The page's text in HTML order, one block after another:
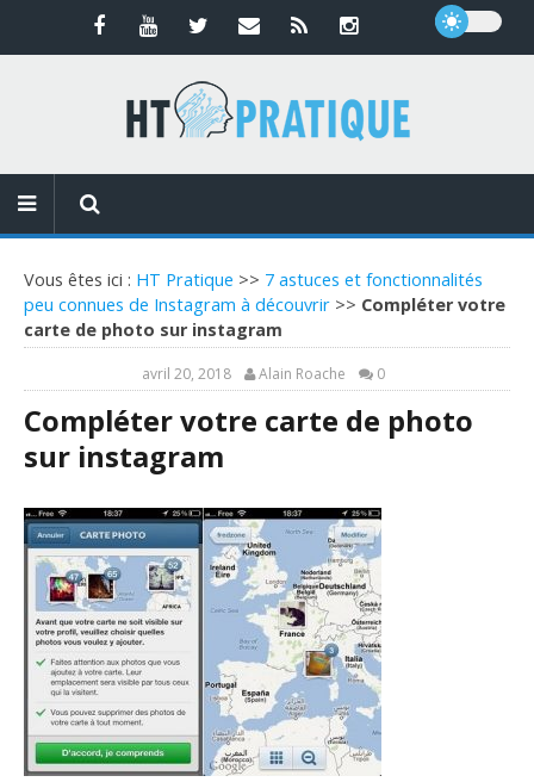
Vous êtes ici : HT Pratique >> 7 astuces et fonctionnalités
peu connues de Instagram à découvrir >> Compléter votre
carte de photo sur instagram
avril 20, 2018 Alain Roache 0
Compléter votre carte de photo
sur instagram